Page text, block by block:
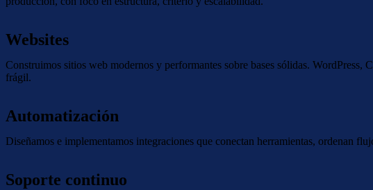
Websites
Construimos sitios web modernos y performantes sobre bases sólidas.
frágil.
Automatización
Diseñamos e implementamos integraciones que conectan herramientas, ordenan
Soporte continuo